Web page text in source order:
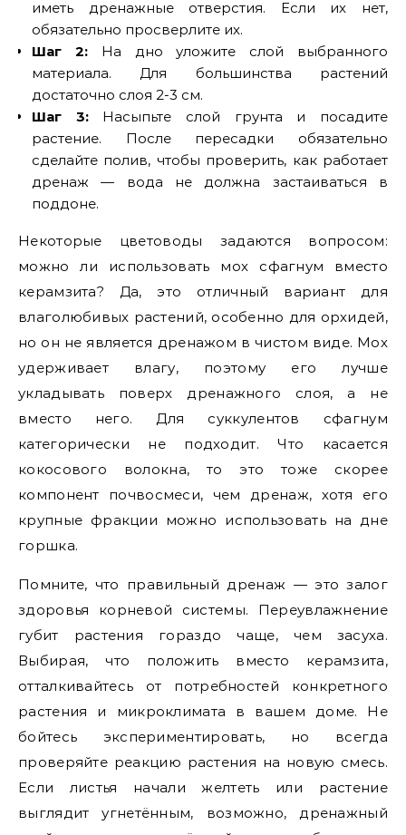
иметь дренажные отверстия. Если их нет,
обязательно просверлите их.
Шаг 2:На дно уложите слой выбранного
материала. Для большинства растений
достаточно слоя 2-3 см.
Шаг 3:Насыпьте слой грунта и посадите
растение. После пересадки обязательно
сделайте полив, чтобы проверить, как работает
дренаж — вода не должна застаиваться в
поддоне.
Некоторые цветоводы задаются вопросом:
можно ли использовать мох сфагнум вместо
керамзита? Да, это отличный вариант для
влаголюбивых растений, особенно для орхидей,
но он не является дренажом в чистом виде. Мох
удерживает влагу, поэтому его лучше
укладывать поверх дренажного слоя, а не
вместо него. Для суккулентов сфагнум
категорически не подходит. Что касается
кокосового волокна, то это тоже скорее
компонент почвосмеси, чем дренаж, хотя его
крупные фракции можно использовать на дне
горшка.
Помните, что правильный дренаж — это залог
здоровья корневой системы. Переувлажнение
губит растения гораздо чаще, чем засуха.
Выбирая, что положить вместо керамзита,
отталкивайтесь от потребностей конкретного
растения и микроклимата в вашем доме. Не
бойтесь экспериментировать, но всегда
проверяйте реакцию растения на новую смесь.
Если листья начали желтеть или растение
выглядит угнетённым, возможно, дренажный